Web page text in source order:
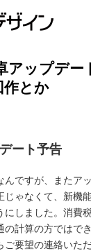
アップデー
作とか
ート予告
んですが、またア
ゃなくて、新機能
しました。消費
の計算の方ではで
ご要望の連絡いた